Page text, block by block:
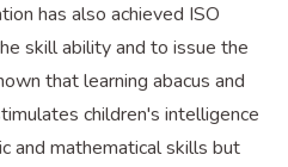
has also achieved ISO
skill ability and to issue the
that learning abacus and
children's intelligence
and mathematical skills but